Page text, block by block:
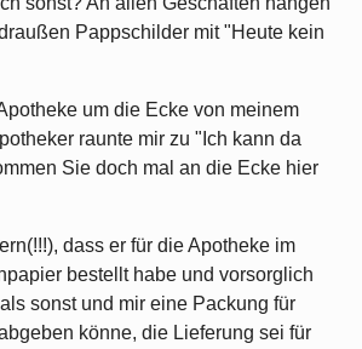
Pappschilder mit "Heute kein
um die Ecke von meinem
raunte mir zu "Ich kann da
Sie doch mal an die Ecke hier
dass er für die Apotheke im
bestellt habe und vorsorglich
sonst und mir eine Packung für
könne, die Lieferung sei für